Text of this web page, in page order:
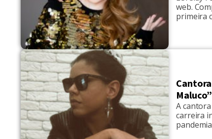
web.
primeira
Maluco”
A
carreira